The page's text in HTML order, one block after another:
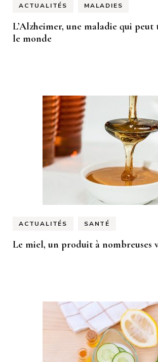
ACTUALITÉS MALADIES
L’Alzheimer, une maladie qui
le monde
ACTUALITÉS SANTÉ
Le miel, un produit à nombreuses